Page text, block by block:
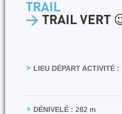
TRAIL
> TRAIL VERT
LIEU DÉPART ACTIVITÉ :
DÉNIVELÉ : 282 m